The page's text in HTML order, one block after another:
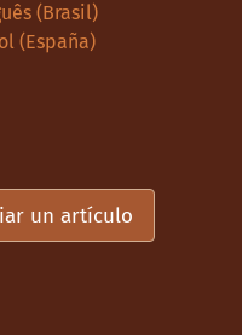
(Brasil)
(España)
un artículo